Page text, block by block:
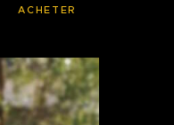
ACHETER